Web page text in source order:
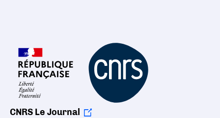
CNRS Le Journal